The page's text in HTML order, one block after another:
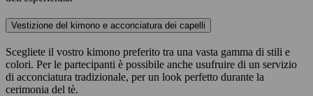
Vestizione del kimono e acconciatura dei capelli
Scegliete il vostro kimono preferito tra una vasta gamma di stili e
colori. Per le partecipanti è possibile anche usufruire di un servizio
di acconciatura tradizionale, per un look perfetto durante la
cerimonia del tè.